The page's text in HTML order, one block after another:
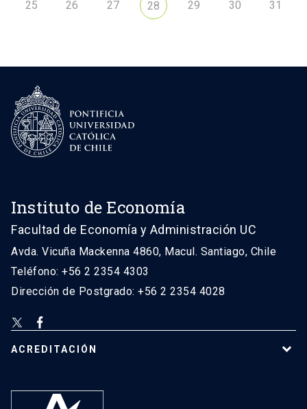
25 26 27 28 29 30 31
Instituto de Economía
Facultad de Economía y Administración UC
Avda. Vicuña Mackenna 4860, Macul. Santiago, Chile
Teléfono: +56 2 2354 4303
Dirección de Postgrado: +56 2 2354 4028
ACREDITACIÓN